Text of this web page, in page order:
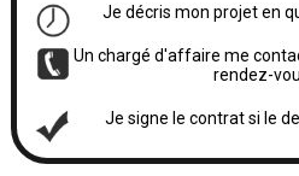
Je décris mon projet en
Un chargé d'affaire me
rendez-
Je signe le contrat si le